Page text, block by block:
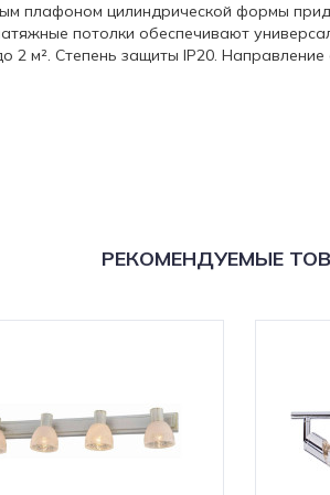
плафоном цилиндрической формы
потолки обеспечивают
м². Степень защиты IP20. Направление
РЕКОМЕНДУЕМЫЕ